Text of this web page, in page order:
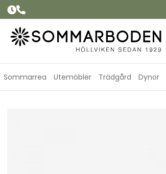
Sommarrea Utemöbler Trädgård Dynor